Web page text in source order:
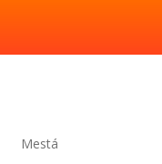
Mestá